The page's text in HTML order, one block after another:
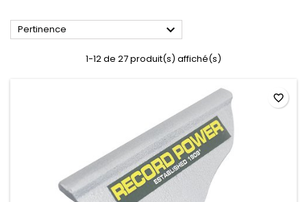
Pertinence 
1-12 de 27 produit(s) affiché(s)
favorite_border